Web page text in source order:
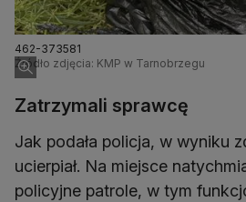
462-373581
Źródło zdjęcia: KMP w Tarnobrzegu
Zatrzymali sprawcę
Jak podała policja, w wyniku
ucierpiał. Na miejsce
policyjne patrole, w tym